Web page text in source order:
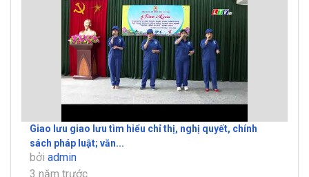
Giao lưu giao lưu tìm hiểu chỉ thị, nghị quyết, chính
sách pháp luật; văn...
bởi admin
3 năm trước